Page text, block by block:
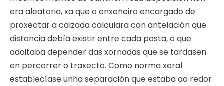
era aleatoria, xa que o enxeñeiro encargado de
proxectar a calzada calculara con antelación que
distancia debía existir entre cada posta, o que
adoitaba depender das xornadas que se tardasen
en percorrer o traxecto. Como norma xeral
establecíase unha separación que estaba ao redor